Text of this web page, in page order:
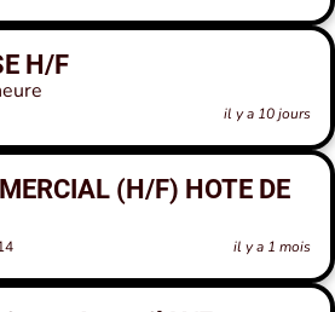
H/F
il y a 10 jours
(H/F) HOTE DE
il y a 1 mois